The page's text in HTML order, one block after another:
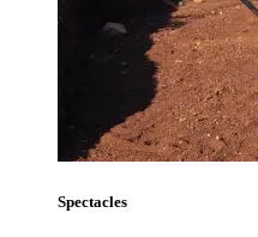
Spectacles